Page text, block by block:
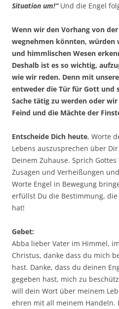
Situation um!“Und die Engel
Wenn wir den Vorhang von
wegnehmen könnten, würden
und himmlischen Wesen
Deshalb ist es so wichtig,
wie wir reden. Denn mit
entweder die Tür für Gott und
Sache tätig zu werden oder
Feind und die Mächte der
Entscheide Dich heute, Worte
Lebens auszusprechen über
Deinem Zuhause. Sprich
Zusagen und Verheißungen
Worte Engel in Bewegung
erfüllst Du die Bestimmung,
hat!
Gebet:
Abba lieber Vater im Himmel,
Christus, danke dass du mich
hast. Danke, dass du deinen
gegeben hast, mich zu
will dein Wort über meinem
ehren mit all meinem Handeln.